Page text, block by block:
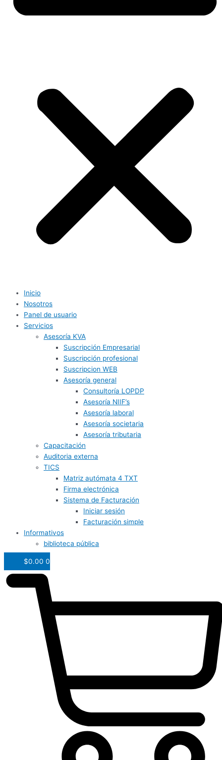
Inicio
Nosotros
Panel de usuario
Servicios
Asesoría KVA
Suscripción Empresarial
Suscripción profesional
Suscripcion WEB
Asesoría general
Consultoría LOPDP
Asesoría NIIF’s
Asesoría laboral
Asesoría societaria
Asesoría tributaria
Capacitación
Auditoria externa
TICS
Matriz autómata 4 TXT
Firma electrónica
Sistema de Facturación
Iniciar sesión
Facturación simple
Informativos
biblioteca pública
$0.00 0